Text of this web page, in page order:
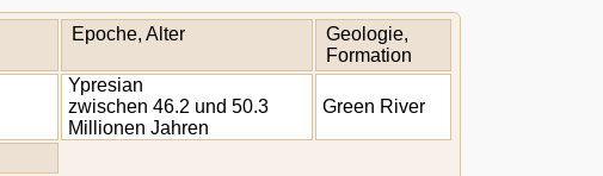
Epoche, Alter
Geologie,
Formation
Ypresian
zwischen 46.2 und 50.3
Millionen Jahren
Green River